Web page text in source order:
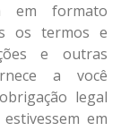
em formato
os termos e
e outras
a você
legal
em